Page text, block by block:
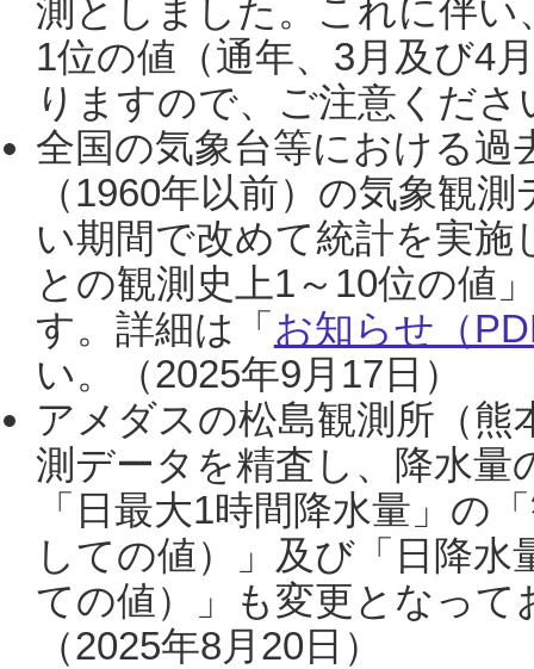
測としました。これに伴い
1位の値（通年、3月及び4
りますので、ご注意くだ
全国の気象台等における過
（1960年以前）の気象観
い期間で改めて統計を実
との観測史上1～10位の値
す。詳細は「 お知らせ（
い。（2025年9月17日）
アメダスの松島観測所（熊
測データを精査し、降水
「日最大1時間降水量」の
しての値）」及び「日降
ての値）」も変更となっ
（2025年8月20日）